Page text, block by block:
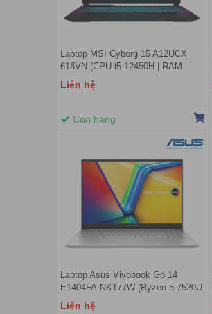
Laptop MSI Cyborg 15 A12UCX
618VN (CPU i5-12450H | RAM
16GB DDR5 | SSD 512GB PCle |
VGA RTX 2050 4GB | 15.6 FHD
Liên hệ
Còn hàng
Laptop Asus Vivobook Go 14
E1404FA-NK177W (Ryzen 5 7520U
| 16GB | 512GB | 14 inch FHD |
Liên hệ